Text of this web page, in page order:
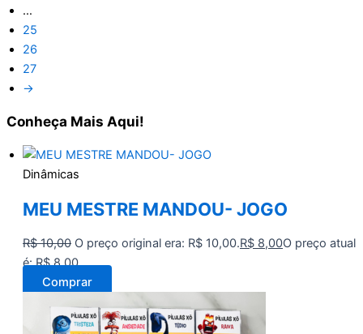
…
25
26
27
→
Conheça Mais Aqui!
Dinâmicas
MEU MESTRE MANDOU- JOGO
R$10,00 O preço original era: R$ 10,00.R$ 8,00O preço atual
é: R$ 8,00.
Comprar